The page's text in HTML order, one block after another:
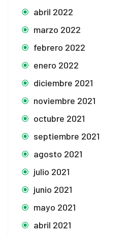
abril 2022
marzo 2022
febrero 2022
enero 2022
diciembre 2021
noviembre 2021
octubre 2021
septiembre 2021
agosto 2021
julio 2021
junio 2021
mayo 2021
abril 2021